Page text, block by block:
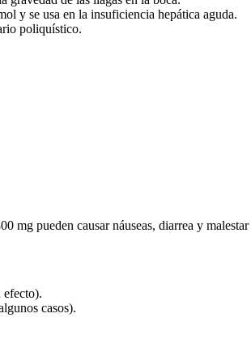
y se usa en la insuficiencia hepática aguda.
poliquístico.
mg pueden causar náuseas, diarrea y
efecto).
casos).